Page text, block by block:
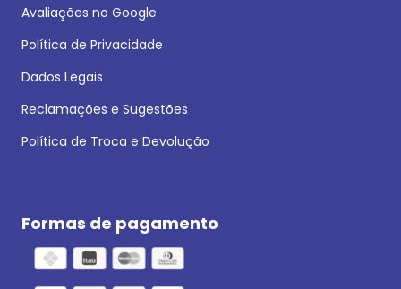
Avaliações no Google
Política de Privacidade
Dados Legais
Reclamações e Sugestões
Política de Troca e Devolução
Formas de pagamento